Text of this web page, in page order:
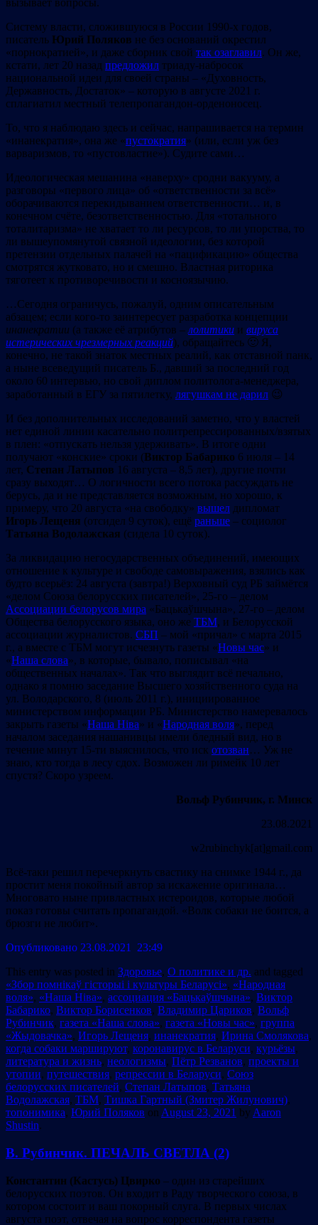
вызывает вопросы.
Систему власти, сложившуюся в России 1990-х годов,
писатель Юрий Поляков не без оснований окрестил
«порнократией», и даже сборник свой так озаглавил. Он же,
кстати, лет 20 назад предложил триаду-набросок
национальной идеи для своей страны – «Духовность,
Державность, Достаток» – которую в августе 2021 г.
сплагиатил местный телепропагандон-орденоносец.
То, что я наблюдаю здесь и сейчас, напрашивается на термин
«инанекратия», она же «пустократия» (или, если уж без
варваризмов, то «пустовластие»). Судите сами…
Идеологическая мешанина «наверху» сродни вакууму, а
разговоры «первого лица» об «ответственности за всё»
оборачиваются перекидыванием ответственности… и, в
конечном счёте, безответственностью. Для «тотального
тоталитаризма» не хватает то ли ресурсов, то ли упорства, то
ли вышеупомянутой связной идеологии, без которой
претензии отдельных палачей на «пацификацию» общества
смотрятся жутковато, но и смешно. Властная риторика
тяготеет к противоречивости и косноязычию.
…Сегодня ограничусь, пожалуй, одним описательным
абзацем; если кого-то заинтересует разработка концепции
инанекратии (а также её атрибутов – лолитики и вируса
истерических чрезмерных реакций), обращайтесь 🙂 Я,
конечно, не такой знаток местных реалий, как отставной панк,
а ныне всеведущий писатель Б., давший за последний год
около 60 интервью, но свой диплом политолога-менеджера,
заработанный в ЕГУ за пятилетку, лягушкам не дарил 😉
И без дополнительных исследований заметно, что у властей
нет единой линии касательно политрепрессированных/взятых
в плен: «отпускать нельзя удерживать». В итоге одни
получают «конские» сроки (Виктор Бабарико 6 июля – 14
лет, Степан Латыпов 16 августа – 8,5 лет), другие почти
сразу выходят… О логичности всего потока рассуждать не
берусь, да и не представляется возможным, но хорошо, к
примеру, что 20 августа «на свободку» вышел дипломат
Игорь Лещеня (отсидел 9 суток), ещё раньше – социолог
Татьяна Водолажская (сидела 10 суток).
За ликвидацию негосударственных объединений, имеющих
отношение к культуре и свободе самовыражения, взялись как
будто всерьёз: 24 августа (завтра!) Верховный суд РБ займётся
«делом Союза белорусских писателей», 25-го – делом
Ассоциации белорусов мира «Бацькаўшчына», 27-го – делом
Общества белорусского языка, оно же ТБМ, и Белорусской
ассоциации журналистов. СБП – мой «причал» с марта 2015
г., а вместе с ТБМ могут исчезнуть газеты «Новы час» и
«Наша слова», в которые, бывало, пописывал «на
общественных началах». Так что выглядит всё печально,
однако я помню заседание Высшего хозяйственного суда на
ул. Володарского, 8 (июль 2011 г.), инициированное
министерством информации РБ. Министерство намеревалось
закрыть газеты «Наша Ніва» и «Народная воля», перед
началом заседания нашанивцы имели бледный вид, но в
течение минут 15-ти выяснилось, что иск отозван… Уж не
знаю, кто тогда в лесу сдох. Возможен ли римейк 10 лет
спустя? Скоро узреем.
Вольф Рубинчик, г. Минск
23.08.2021
w2rubinchyk[at]gmail.com
Всё-таки решил перечеркнуть свастику на снимке 1944 г., да
простит меня покойный автор за искажение оригинала…
Многовато ныне привластных истероидов, которые любой
показ готовы считать пропагандой. «Волк собаки не боится, а
брюзги не любит».
Опубликовано 23.08.2021 23:49
This entry was posted in Здоровье, О политике и др. and tagged
«Збор помнікаў гісторыі і культуры Беларусі», «Народная
воля», «Наша Ніва», ассоциация «Бацькаўшчына», Виктор
Бабарико, Виктор Борисенков, Владимир Цариков, Вольф
Рубинчик, газета «Наша слова», газета «Новы час», группа
«Жыдовачка», Игорь Лещеня, инанекратия, Ирина Смолякова,
когда собаки маршируют, коронавирус в Беларуси, курьёзы,
литература и жизнь, неологизмы, Пётр Резванов, проекты и
утопии, путешествия, репрессии в Беларуси, Союз
белорусских писателей, Степан Латыпов, Татьяна
Водолажская, ТБМ, Тишка Гартный (Змитер Жилунович),
топонимика, Юрий Поляков on August 23, 2021 by Aaron
Shustin.
В. Рубинчик. ПЕЧАЛЬ СВЕТЛА (2)
Константин (Кастусь) Цвирко – один из старейших
белорусских поэтов. Он входит в Раду творческого союза, в
котором состоит и ваш покорный слуга. В первых числах
августа поэт, отвечая на вопрос корреспондента газеты